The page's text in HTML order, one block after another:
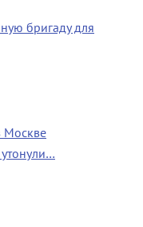
бригаду для
Москве